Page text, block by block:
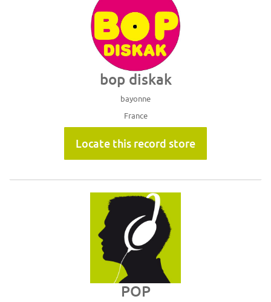
bop diskak
bayonne
France
Locate this record store
POP